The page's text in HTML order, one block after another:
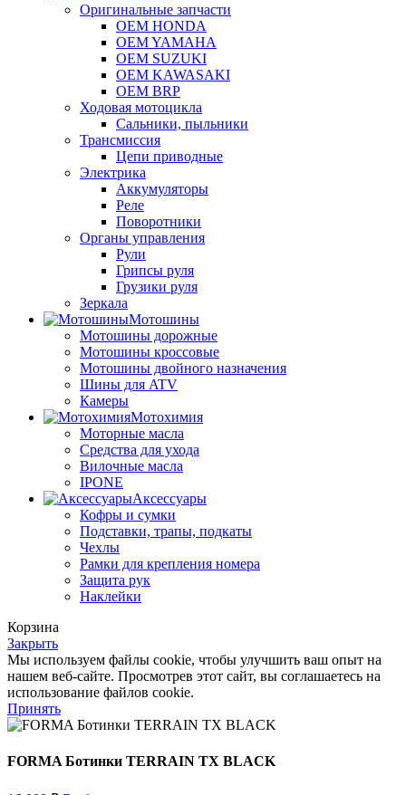
Оригинальные запчасти
OEM HONDA
OEM YAMAHA
OEM SUZUKI
OEM KAWASAKI
OEM BRP
Ходовая мотоцикла
Сальники, пыльники
Трансмиссия
Цепи приводные
Электрика
Аккумуляторы
Реле
Поворотники
Органы управления
Рули
Грипсы руля
Грузики руля
Зеркала
Мотошины
Мотошины дорожные
Мотошины кроссовые
Мотошины двойного назначения
Шины для ATV
Камеры
Мотохимия
Моторные масла
Средства для ухода
Вилочные масла
IPONE
Аксессуары
Кофры и сумки
Подставки, трапы, подкаты
Чехлы
Рамки для крепления номера
Защита рук
Наклейки
Корзина
Закрыть
Мы используем файлы cookie, чтобы улучшить ваш опыт на
нашем веб-сайте. Просмотрев этот сайт, вы соглашаетесь на
использование файлов cookie.
Принять
FORMA Ботинки TERRAIN TX BLACK